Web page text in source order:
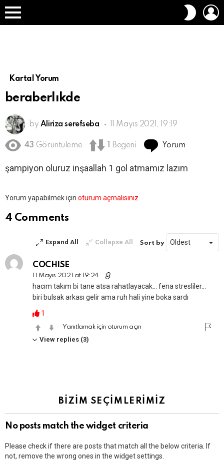
Menü
DIŞ
Kartal Yorum
beraberlıkde
by Aliriza serefseba 11 Mayıs 2021, 19:19
43 Görüntüleme Begeni Yorum
şampiyon oluruz inşaallah 1 gol atmamız lazım
Bir
yazın
Yorum yapabilmek için oturum açmalısınız.
4 Comments
Expand All Collapse All Sort by
COCHISE
11 Mayıs 2021 at 19:24
hacım takım bi tane atsa rahatlayacak… fena stresliler…
biri bulsak arkası gelir ama ruh hali yine boka sardı
1
Yanıtlamak için oturum açın
View replies (3)
BİZİM SEÇİMLERİMİZ
No posts match the widget criteria
Please check if there are posts that match all the below criteria. If
not, remove the wrong ones in the widget settings.